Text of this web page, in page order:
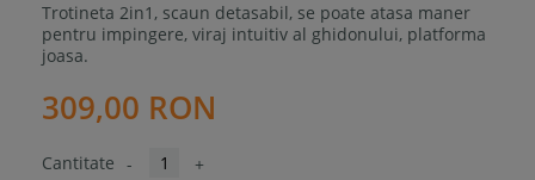
Trotineta 2in1, scaun detasabil, se poate atasa maner
pentru impingere, viraj intuitiv al ghidonului, platforma
joasa.
309,00 RON
Cantitate - +